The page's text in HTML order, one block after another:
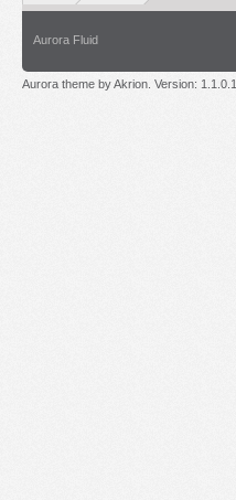
Aurora Fluid
Aurora theme by Akrion. Version: 1.1.0.1